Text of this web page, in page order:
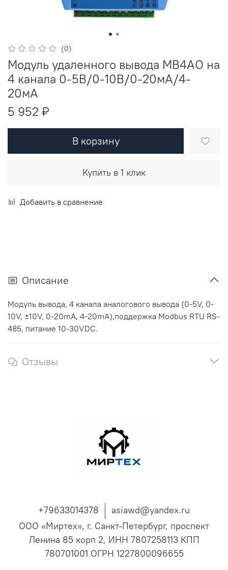
(0)
Модуль удаленного вывода MB4AO на
4 канала 0-5В/0-10В/0-20мА/4-
20мА
5 952 ₽
В корзину
Купить в 1 клик
Добавить в сравнение
Описание
Модуль вывода, 4 канала аналогового вывода (0-5V, 0-
10V, ±10V, 0-20mA, 4-20mA),поддержка Modbus RTU RS-
485, питание 10-30VDC.
Отзывы
+79633014378
asiawd@yandex.ru
ООО «Миртех», г. Санкт-Петербург, проспект
Ленина 85 корп 2, ИНН 7807258113 КПП
780701001 ОГРН 1227800096655